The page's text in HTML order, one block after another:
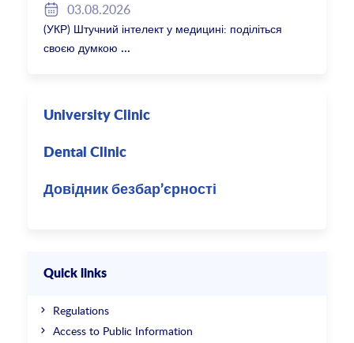
03.08.2026
(УКР) Штучний інтелект у медицині: поділіться
своєю думкою
University Clinic
Dental Clinic
Довідник безбар’єрності
Quick links
Regulations
Access to Public Information